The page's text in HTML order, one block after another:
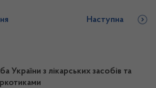
Наступна
України з лікарських засобів та